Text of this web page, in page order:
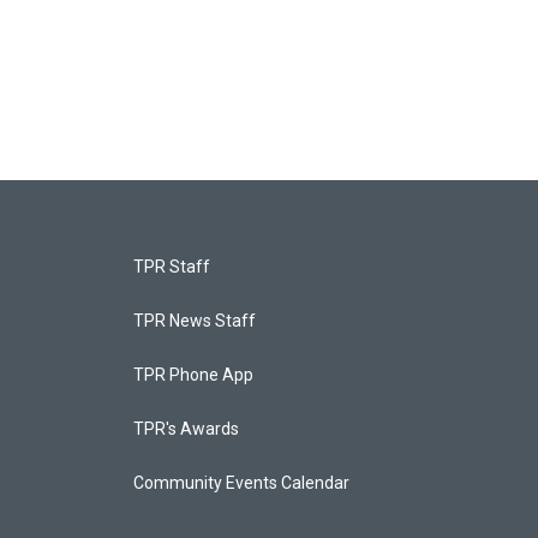
TPR Staff
TPR News Staff
TPR Phone App
TPR's Awards
Community Events Calendar